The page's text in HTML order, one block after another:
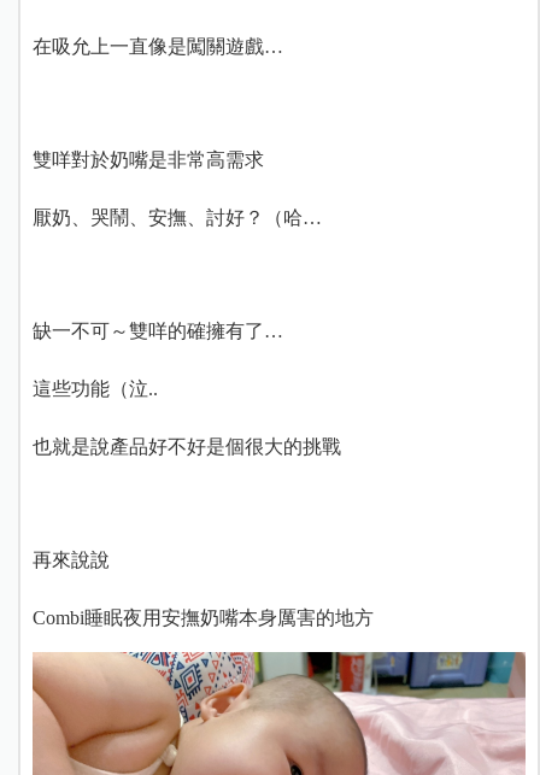
在吸允上一直像是闖關遊戲…
雙咩對於奶嘴是非常高需求
厭奶、哭鬧、安撫、討好？（哈…
缺一不可～雙咩的確擁有了…
這些功能（泣..
也就是說產品好不好是個很大的挑戰
再來說說
Combi睡眠夜用安撫奶嘴本身厲害的地方